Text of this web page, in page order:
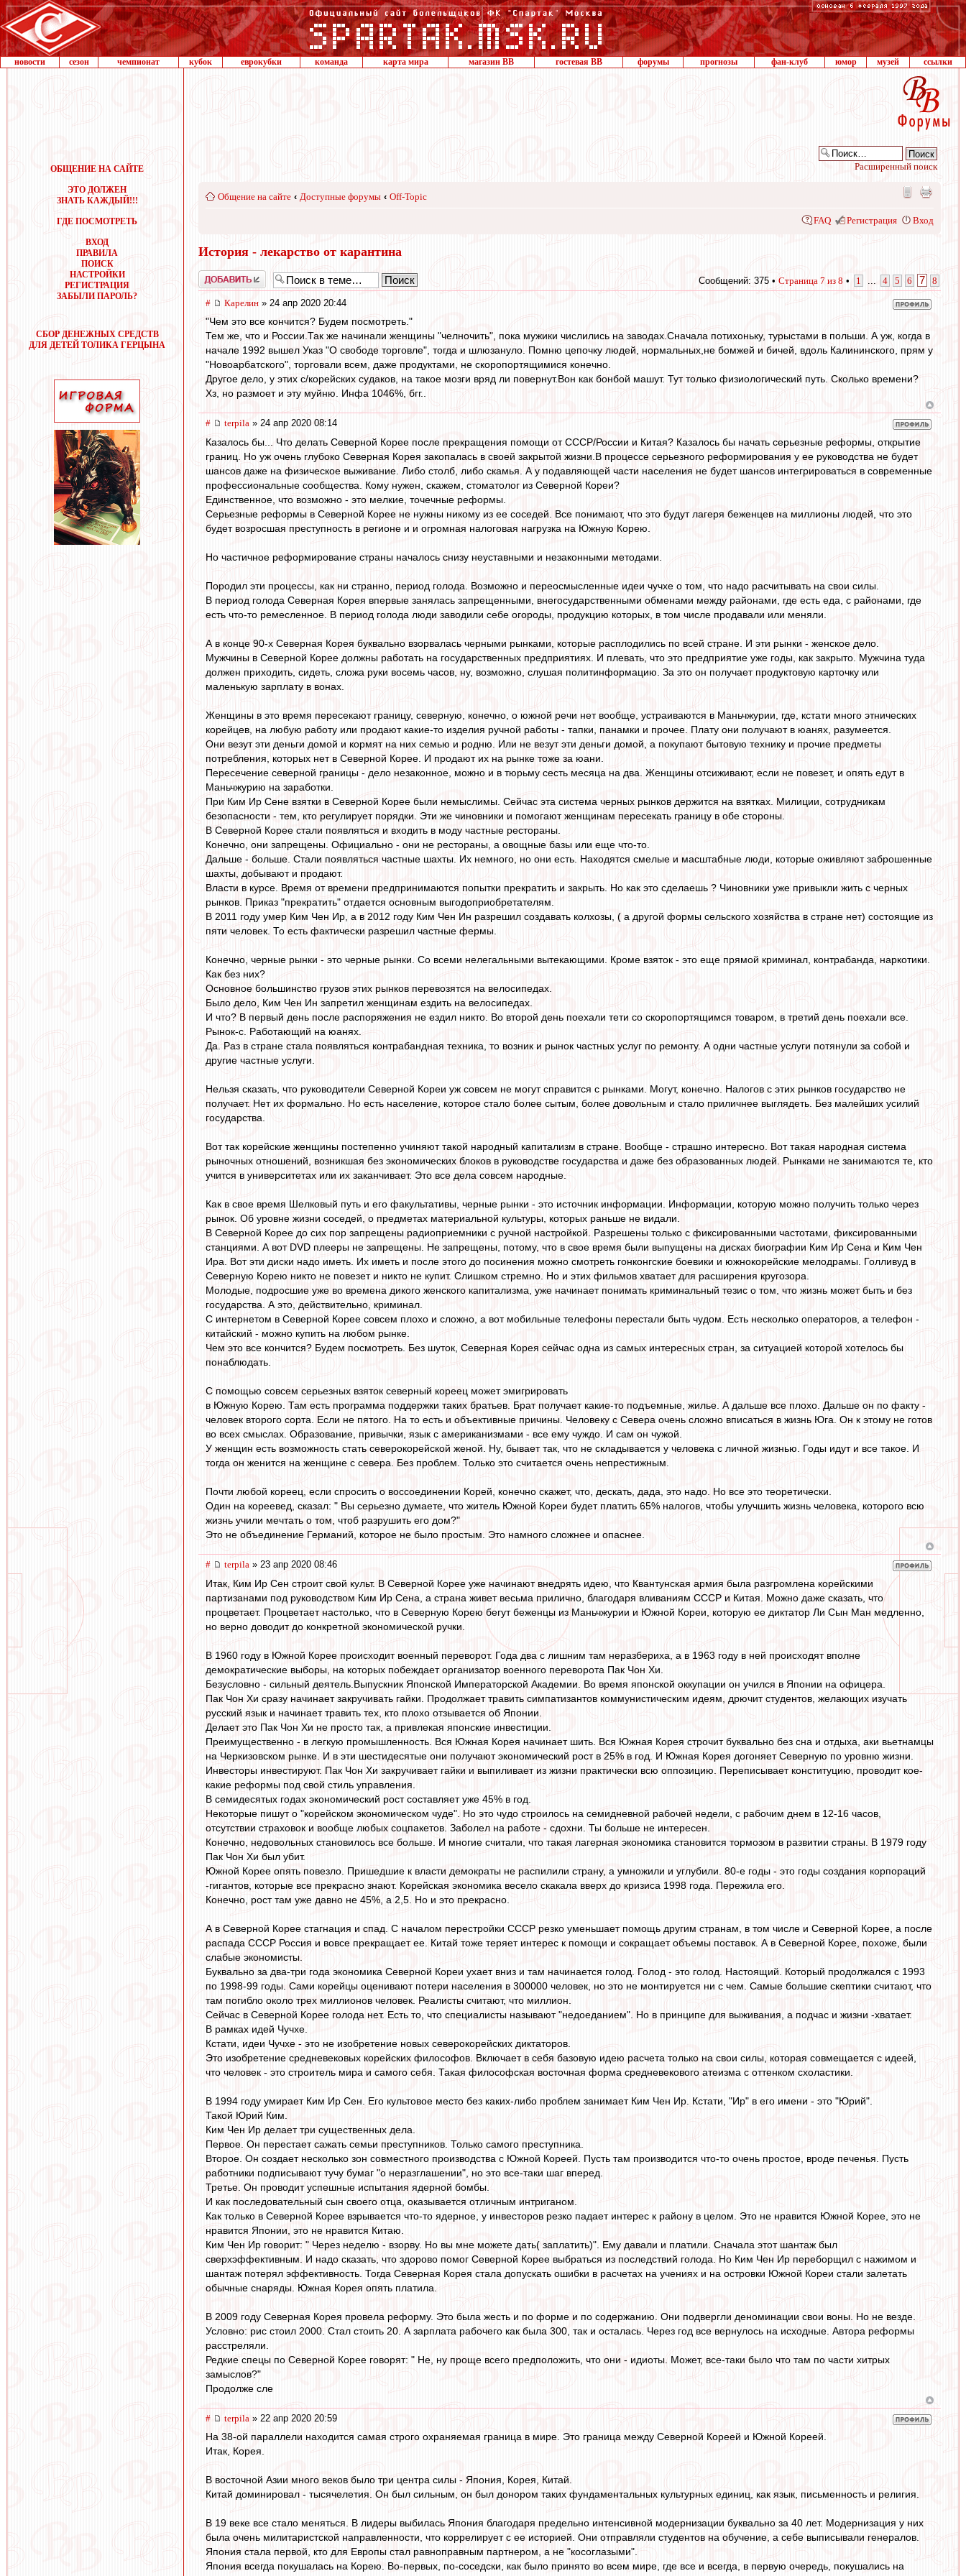
новости сезон чемпионат кубок еврокубки команда карта мира магазин ВВ гостевая ВВ форумы прогнозы фан-клуб юмор музей ссылки
ОБЩЕНИЕ НА САЙТЕ
ЭТО ДОЛЖЕН
ЗНАТЬ КАЖДЫЙ!!!
ГДЕ ПОСМОТРЕТЬ
ВХОД
ПРАВИЛА
ПОИСК
НАСТРОЙКИ
РЕГИСТРАЦИЯ
ЗАБЫЛИ ПАРОЛЬ?
СБОР ДЕНЕЖНЫХ СРЕДСТВ
ДЛЯ ДЕТЕЙ ТОЛИКА ГЕРЦЫНА
Расширенный поиск
Общение на сайте ‹ Доступные форумы ‹ Off-Topic
FAQ Регистрация Вход
История - лекарство от карантина
Добавить Сообщений: 375 • Страница 7 из 8 • 1 4 5 6 7 8
# Карелин » 24 апр 2020 20:44
"Чем это все кончится? Будем посмотреть."
Тем же, что и России.Так же начинали женщины "челночить", пока мужики числились на заводах.Сначала потихоньку, турыстами в польши. А уж, когда в
начале 1992 вышел Указ "О свободе торговле", тогда и шлюзануло. Помню цепочку людей, нормальных,не бомжей и бичей, вдоль Калининского, прям у
"Новоарбатского", торговали всем, даже продуктами, не скоропортящимися конечно.
Другое дело, у этих с/корейских судаков, на такое мозги вряд ли повернут.Вон как бонбой машут. Тут только физиологический путь. Сколько времени?
Хз, но размоет и эту муйню. Инфа 1046%, бгг..
# terpila » 24 апр 2020 08:14
Казалось бы... Что делать Северной Корее после прекращения помощи от СССР/России и Китая? Казалось бы начать серьезные реформы, открытие
границ. Но уж очень глубоко Северная Корея закопалась в своей закрытой жизни.В процессе серьезного реформирования у ее руководства не будет
шансов даже на физическое выживание. Либо столб, либо скамья. А у подавляющей части населения не будет шансов интегрироваться в современные
профессиональные сообщества. Кому нужен, скажем, стоматолог из Северной Кореи?
Единственное, что возможно - это мелкие, точечные реформы.
Серьезные реформы в Северной Корее не нужны никому из ее соседей. Все понимают, что это будут лагеря беженцев на миллионы людей, что это
будет возросшая преступность в регионе и и огромная налоговая нагрузка на Южную Корею.
Но частичное реформирование страны началось снизу неуставными и незаконными методами.
Породил эти процессы, как ни странно, период голода. Возможно и переосмысленные идеи чучхе о том, что надо расчитывать на свои силы.
В период голода Северная Корея впервые занялась запрещенными, внегосударственными обменами между районами, где есть еда, с районами, где
есть что-то ремесленное. В период голода люди заводили себе огороды, продукцию которых, в том числе продавали или меняли.
А в конце 90-х Северная Корея буквально взорвалась черными рынками, которые расплодились по всей стране. И эти рынки - женское дело.
Мужчины в Северной Корее должны работать на государственных предприятиях. И плевать, что это предприятие уже годы, как закрыто. Мужчина туда
должен приходить, сидеть, сложа руки восемь часов, ну, возможно, слушая политинформацию. За это он получает продуктовую карточку или
маленькую зарплату в вонах.
Женщины в это время пересекают границу, северную, конечно, о южной речи нет вообще, устраиваются в Маньчжурии, где, кстати много этнических
корейцев, на любую работу или продают какие-то изделия ручной работы - тапки, панамки и прочее. Плату они получают в юанях, разумеется.
Они везут эти деньги домой и кормят на них семью и родню. Или не везут эти деньги домой, а покупают бытовую технику и прочие предметы
потребления, которых нет в Северной Корее. И продают их на рынке тоже за юани.
Пересечение северной границы - дело незаконное, можно и в тюрьму сесть месяца на два. Женщины отсиживают, если не повезет, и опять едут в
Маньчжурию на заработки.
При Ким Ир Сене взятки в Северной Корее были немыслимы. Сейчас эта система черных рынков держится на взятках. Милиции, сотрудникам
безопасности - тем, кто регулирует порядки. Эти же чиновники и помогают женщинам пересекать границу в обе стороны.
В Северной Корее стали появляться и входить в моду частные рестораны.
Конечно, они запрещены. Официально - они не рестораны, а овощные базы или еще что-то.
Дальше - больше. Стали появляться частные шахты. Их немного, но они есть. Находятся смелые и масштабные люди, которые оживляют заброшенные
шахты, добывают и продают.
Власти в курсе. Время от времени предпринимаются попытки прекратить и закрыть. Но как это сделаешь ? Чиновники уже привыкли жить с черных
рынков. Приказ "прекратить" отдается основным выгодоприобретателям.
В 2011 году умер Ким Чен Ир, а в 2012 году Ким Чен Ин разрешил создавать колхозы, ( а другой формы сельского хозяйства в стране нет) состоящие из
пяти человек. То есть фактически разрешил частные фермы.
Конечно, черные рынки - это черные рынки. Со всеми нелегальными вытекающими. Кроме взяток - это еще прямой криминал, контрабанда, наркотики.
Как без них?
Основное большинство грузов этих рынков перевозятся на велосипедах.
Было дело, Ким Чен Ин запретил женщинам ездить на велосипедах.
И что? В первый день после распоряжения не ездил никто. Во второй день поехали тети со скоропортящимся товаром, в третий день поехали все.
Рынок-с. Работающий на юанях.
Да. Раз в стране стала появляться контрабандная техника, то возник и рынок частных услуг по ремонту. А одни частные услуги потянули за собой и
другие частные услуги.
Нельзя сказать, что руководители Северной Кореи уж совсем не могут справится с рынками. Могут, конечно. Налогов с этих рынков государство не
получает. Нет их формально. Но есть население, которое стало более сытым, более довольным и стало приличнее выглядеть. Без малейших усилий
государства.
Вот так корейские женщины постепенно учиняют такой народный капитализм в стране. Вообще - страшно интересно. Вот такая народная система
рыночных отношений, возникшая без экономических блоков в руководстве государства и даже без образованных людей. Рынками не занимаются те, кто
учится в университетах или их заканчивает. Это все дела совсем народные.
Как в свое время Шелковый путь и его факультативы, черные рынки - это источник информации. Информации, которую можно получить только через
рынок. Об уровне жизни соседей, о предметах материальной культуры, которых раньше не видали.
В Северной Корее до сих пор запрещены радиоприемники с ручной настройкой. Разрешены только с фиксированными частотами, фиксированными
станциями. А вот DVD плееры не запрещены. Не запрещены, потому, что в свое время были выпущены на дисках биографии Ким Ир Сена и Ким Чен
Ира. Вот эти диски надо иметь. Их иметь и после этого до посинения можно смотреть гонконгские боевики и южнокорейские мелодрамы. Голливуд в
Северную Корею никто не повезет и никто не купит. Слишком стремно. Но и этих фильмов хватает для расширения кругозора.
Молодые, подросшие уже во времена дикого женского капитализма, уже начинает понимать криминальный тезис о том, что жизнь может быть и без
государства. А это, действительно, криминал.
С интернетом в Северной Корее совсем плохо и сложно, а вот мобильные телефоны перестали быть чудом. Есть несколько операторов, а телефон -
китайский - можно купить на любом рынке.
Чем это все кончится? Будем посмотреть. Без шуток, Северная Корея сейчас одна из самых интересных стран, за ситуацией которой хотелось бы
понаблюдать.
С помощью совсем серьезных взяток северный кореец может эмигрировать
в Южную Корею. Там есть программа поддержки таких братьев. Брат получает какие-то подъемные, жилье. А дальше все плохо. Дальше он по факту -
человек второго сорта. Если не пятого. На то есть и объективные причины. Человеку с Севера очень сложно вписаться в жизнь Юга. Он к этому не готов
во всех смыслах. Образование, привычки, язык с американизмами - все ему чуждо. И сам он чужой.
У женщин есть возможность стать северокорейской женой. Ну, бывает так, что не складывается у человека с личной жизнью. Годы идут и все такое. И
тогда он женится на женщине с севера. Без проблем. Только это считается очень непрестижным.
Почти любой кореец, если спросить о воссоединении Корей, конечно скажет, что, дескать, дада, это надо. Но все это теоретически.
Один на кореевед, сказал: " Вы серьезно думаете, что житель Южной Кореи будет платить 65% налогов, чтобы улучшить жизнь человека, которого всю
жизнь учили мечтать о том, чтоб разрушить его дом?"
Это не объединение Германий, которое не было простым. Это намного сложнее и опаснее.
# terpila » 23 апр 2020 08:46
Итак, Ким Ир Сен строит свой культ. В Северной Корее уже начинают внедрять идею, что Квантунская армия была разгромлена корейскими
партизанами под руководством Ким Ир Сена, а страна живет весьма прилично, благодаря вливаниям СССР и Китая. Можно даже сказать, что
процветает. Процветает настолько, что в Северную Корею бегут беженцы из Маньчжурии и Южной Кореи, которую ее диктатор Ли Сын Ман медленно,
но верно доводит до конкретной экономической ручки.
В 1960 году в Южной Корее происходит военный переворот. Года два с лишним там неразбериха, а в 1963 году в ней происходят вполне
демократические выборы, на которых побеждает организатор военного переворота Пак Чон Хи.
Безусловно - сильный деятель.Выпускник Японской Императорской Академии. Во время японской оккупации он учился в Японии на офицера.
Пак Чон Хи сразу начинает закручивать гайки. Продолжает травить симпатизантов коммунистическим идеям, дрючит студентов, желающих изучать
русский язык и начинает травить тех, кто плохо отзывается об Японии.
Делает это Пак Чон Хи не просто так, а привлекая японские инвестиции.
Преимущественно - в легкую промышленность. Вся Южная Корея начинает шить. Вся Южная Корея строчит буквально без сна и отдыха, аки вьетнамцы
на Черкизовском рынке. И в эти шестидесятые они получают экономический рост в 25% в год. И Южная Корея догоняет Северную по уровню жизни.
Инвесторы инвестируют. Пак Чон Хи закручивает гайки и выпиливает из жизни практически всю оппозицию. Переписывает конституцию, проводит кое-
какие реформы под свой стиль управления.
В семидесятых годах экономический рост составляет уже 45% в год.
Некоторые пишут о "корейском экономическом чуде". Но это чудо строилось на семидневной рабочей недели, с рабочим днем в 12-16 часов,
отсутствии страховок и вообще любых соцпакетов. Заболел на работе - сдохни. Ты больше не интересен.
Конечно, недовольных становилось все больше. И многие считали, что такая лагерная экономика становится тормозом в развитии страны. В 1979 году
Пак Чон Хи был убит.
Южной Корее опять повезло. Пришедшие к власти демократы не распилили страну, а умножили и углубили. 80-е годы - это годы создания корпораций
-гигантов, которые все прекрасно знают. Корейская экономика весело скакала вверх до кризиса 1998 года. Пережила его.
Конечно, рост там уже давно не 45%, а 2,5. Но и это прекрасно.
А в Северной Корее стагнация и спад. С началом перестройки СССР резко уменьшает помощь другим странам, в том числе и Северной Корее, а после
распада СССР Россия и вовсе прекращает ее. Китай тоже теряет интерес к помощи и сокращает объемы поставок. А в Северной Корее, похоже, были
слабые экономисты.
Буквально за два-три года экономика Северной Кореи ухает вниз и там начинается голод. Голод - это голод. Настоящий. Который продолжался с 1993
по 1998-99 годы. Сами корейцы оценивают потери населения в 300000 человек, но это не монтируется ни с чем. Самые большие скептики считают, что
там погибло около трех миллионов человек. Реалисты считают, что миллион.
Сейчас в Северной Корее голода нет. Есть то, что специалисты называют "недоеданием". Но в принципе для выживания, а подчас и жизни -хватает.
В рамках идей Чучхе.
Кстати, идеи Чучхе - это не изобретение новых северокорейских диктаторов.
Это изобретение средневековых корейских философов. Включает в себя базовую идею расчета только на свои силы, которая совмещается с идеей,
что человек - это строитель мира и самого себя. Такая философская восточная форма средневекового атеизма с оттенком схоластики.
В 1994 году умирает Ким Ир Сен. Его культовое место без каких-либо проблем занимает Ким Чен Ир. Кстати, "Ир" в его имени - это "Юрий".
Такой Юрий Ким.
Ким Чен Ир делает три существенных дела.
Первое. Он перестает сажать семьи преступников. Только самого преступника.
Второе. Он создает несколько зон совместного производства с Южной Кореей. Пусть там производится что-то очень простое, вроде печенья. Пусть
работники подписывают тучу бумаг "о неразглашении", но это все-таки шаг вперед.
Третье. Он проводит успешные испытания ядерной бомбы.
И как последовательный сын своего отца, оказывается отличным интриганом.
Как только в Северной Корее взрывается что-то ядерное, у инвесторов резко падает интерес к району в целом. Это не нравится Южной Корее, это не
нравится Японии, это не нравится Китаю.
Ким Чен Ир говорит: " Через неделю - взорву. Но вы мне можете дать( заплатить)". Ему давали и платили. Сначала этот шантаж был
сверхэффективным. И надо сказать, что здорово помог Северной Корее выбраться из последствий голода. Но Ким Чен Ир переборщил с нажимом и
шантаж потерял эффективность. Тогда Северная Корея стала допускать ошибки в расчетах на учениях и на островки Южной Кореи стали залетать
обычные снаряды. Южная Корея опять платила.
В 2009 году Северная Корея провела реформу. Это была жесть и по форме и по содержанию. Они подвергли деноминации свои воны. Но не везде.
Условно: рис стоил 2000. Стал стоить 20. А зарплата рабочего как была 300, так и осталась. Через год все вернулось на исходные. Автора реформы
расстреляли.
Редкие спецы по Северной Корее говорят: " Не, ну проще всего предположить, что они - идиоты. Может, все-таки было что там по части хитрых
замыслов?"
Продолже сле
# terpila » 22 апр 2020 20:59
На 38-ой параллели находится самая строго охраняемая граница в мире. Это граница между Северной Кореей и Южной Кореей.
Итак, Корея.
В восточной Азии много веков было три центра силы - Япония, Корея, Китай.
Китай доминировал - тысячелетия. Он был сильным, он был донором таких фундаментальных культурных единиц, как язык, письменность и религия.
В 19 веке все стало меняться. В лидеры выбилась Япония благодаря предельно интенсивной модернизации буквально за 40 лет. Модернизация у них
была очень милитаристской направленности, что коррелирует с ее историей. Они отправляли студентов на обучение, а себе выписывали генералов.
Япония стала первой, кто для Европы стал равноправным партнером, а не "косоглазыми".
Япония всегда покушалась на Корею. Во-первых, по-соседски, как было принято во всем мире, где все и всегда, в первую очередь, покушались на